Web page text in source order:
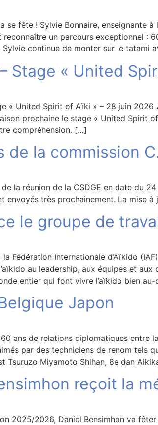
se fête ! Sylvie Bonnaire, enseignante
reconnaître un parcours exceptionnel :
Sylvie continue de monter sur le tatami
Stage « United
« United Spirit of Aïki » – 28 juin
prochaine le stage « United Spirit
compréhension. […]
de la commission
la réunion de la CSDGE en date du
envoyés très prochainement. La mise
le groupe de
la Fédération Internationale d’Aïkido
au leadership, aux équipes et
entier qui font vivre l’aïkido bien
Japon
ans de relations diplomatiques entre
par des techniciens de renom tels
Tsuruzo Miyamoto Shihan, 8e dan
reçoit la
2025/2026, Daniel Bensimhon va